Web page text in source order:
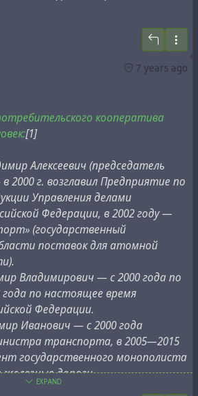
7 years ago
кооператива
[1]
Алексеевич (председатель
2000 г. возглавил Предприятие по
Управления делами
Федерации, в 2002 году —
(государственный
поставок для атомной
Владимирович — с 2000 года по
года по настоящее время
Федерации.
Иванович — с 2000 года
транспорта, в 2005—2015
государственного монополиста
железные дороги».
EXPAND